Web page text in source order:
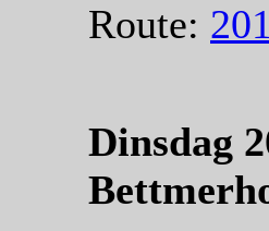
Route:
Dinsdag